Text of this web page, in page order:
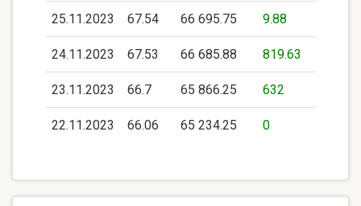
25.11.2023 67.54 66 695.75 9.88
24.11.2023 67.53 66 685.88 819.63
23.11.2023 66.7 65 866.25 632
22.11.2023 66.06 65 234.25 0